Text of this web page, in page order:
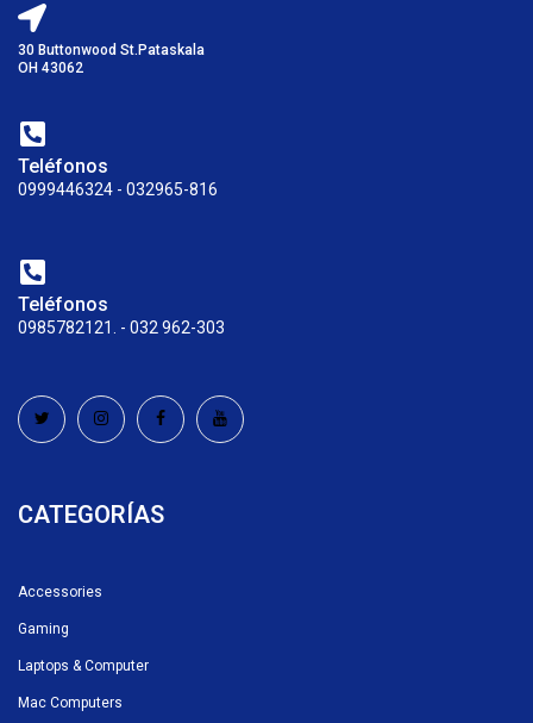
30 Buttonwood St.Pataskala
OH 43062
Teléfonos
0999446324 - 032965-816
Teléfonos
0985782121. - 032 962-303
CATEGORÍAS
Accessories
Gaming
Laptops & Computer
Mac Computers